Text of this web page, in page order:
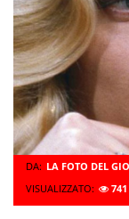
DA: LA FOTO DEL
VISUALIZZATO:
741